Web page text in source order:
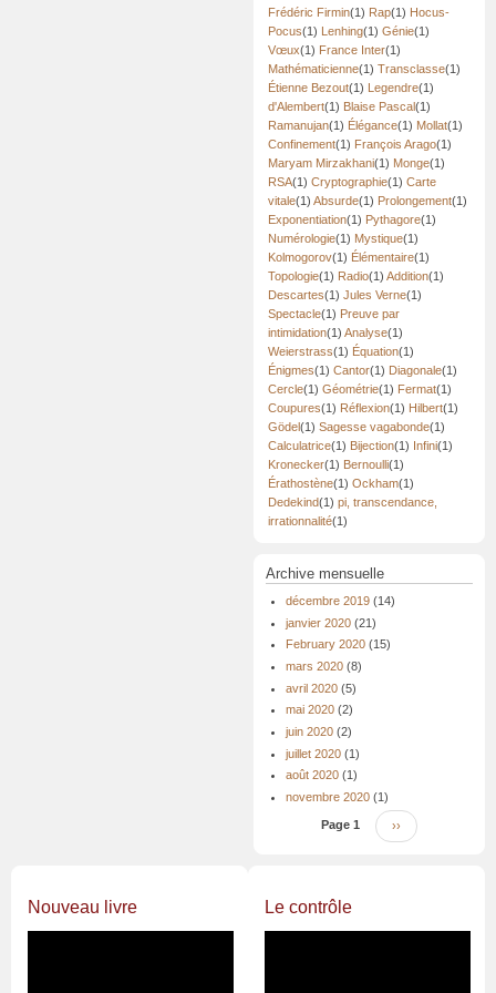
Frédéric Firmin(1) Rap(1) Hocus-
Pocus(1) Lenhing(1) Génie(1)
Vœux(1) France Inter(1)
Mathématicienne(1) Transclasse(1)
Étienne Bezout(1) Legendre(1)
d'Alembert(1) Blaise Pascal(1)
Ramanujan(1) Élégance(1) Mollat(1)
Confinement(1) François Arago(1)
Maryam Mirzakhani(1) Monge(1)
RSA(1) Cryptographie(1) Carte
vitale(1) Absurde(1) Prolongement(1)
Exponentiation(1) Pythagore(1)
Numérologie(1) Mystique(1)
Kolmogorov(1) Élémentaire(1)
Topologie(1) Radio(1) Addition(1)
Descartes(1) Jules Verne(1)
Spectacle(1) Preuve par
intimidation(1) Analyse(1)
Weierstrass(1) Équation(1)
Énigmes(1) Cantor(1) Diagonale(1)
Cercle(1) Géométrie(1) Fermat(1)
Coupures(1) Réflexion(1) Hilbert(1)
Gödel(1) Sagesse vagabonde(1)
Calculatrice(1) Bijection(1) Infini(1)
Kronecker(1) Bernoulli(1)
Érathostène(1) Ockham(1)
Dedekind(1) pi, transcendance,
irrationnalité(1)
Archive mensuelle
décembre 2019 (14)
janvier 2020 (21)
February 2020 (15)
mars 2020 (8)
avril 2020 (5)
mai 2020 (2)
juin 2020 (2)
juillet 2020 (1)
août 2020 (1)
novembre 2020 (1)
PaginationPage 1
Page
suivante
››
Nouveau livre Le contrôle